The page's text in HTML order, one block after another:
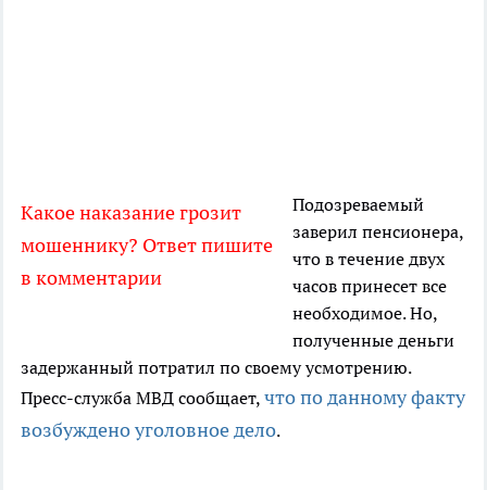
Какое наказание грозит
мошеннику? Ответ пишите
в комментарии
Подозреваемый
заверил пенсионера,
что в течение двух
часов принесет все
необходимое. Но,
полученные деньги
задержанный потратил по своему усмотрению.
Пресс-служба МВД сообщает, что по данному факту
возбуждено уголовное дело.